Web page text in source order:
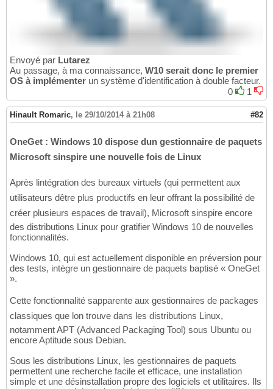
Envoyé par Lutarez
Au passage, à ma connaissance, W10 serait donc le premier
OS à implémenter un système d'identification à double facteur.
0
1
Hinault Romaric, le 29/10/2014 à 21h08 #82
OneGet : Windows 10 dispose dun gestionnaire de paquets
Microsoft sinspire une nouvelle fois de Linux
Après lintégration des bureaux virtuels (qui permettent aux
utilisateurs dêtre plus productifs en leur offrant la possibilité de
créer plusieurs espaces de travail), Microsoft sinspire encore
des distributions Linux pour gratifier Windows 10 de nouvelles
fonctionnalités.
Windows 10, qui est actuellement disponible en préversion pour
des tests, intègre un gestionnaire de paquets baptisé « OneGet
».
Cette fonctionnalité sapparente aux gestionnaires de packages
classiques que lon trouve dans les distributions Linux,
notamment APT (Advanced Packaging Tool) sous Ubuntu ou
encore Aptitude sous Debian.
Sous les distributions Linux, les gestionnaires de paquets
permettent une recherche facile et efficace, une installation
simple et une désinstallation propre des logiciels et utilitaires. Ils